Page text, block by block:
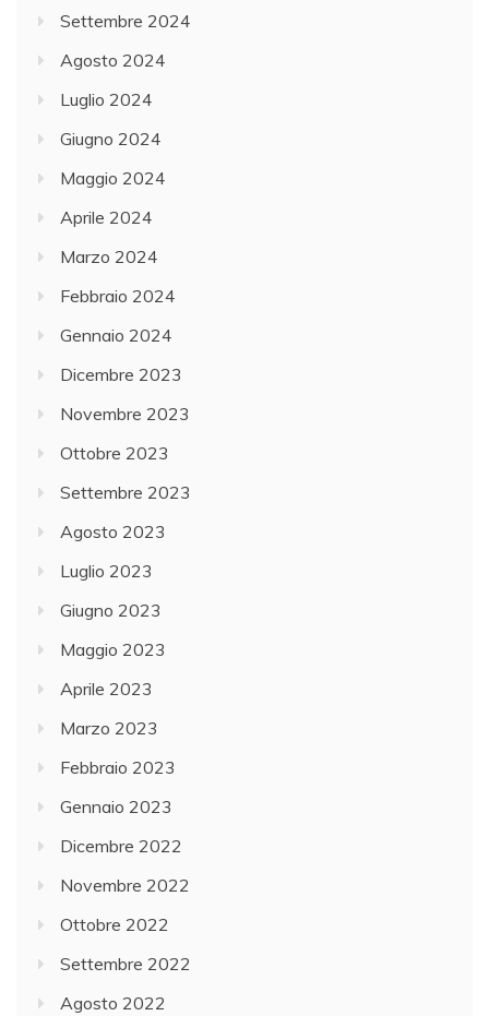
Settembre 2024
Agosto 2024
Luglio 2024
Giugno 2024
Maggio 2024
Aprile 2024
Marzo 2024
Febbraio 2024
Gennaio 2024
Dicembre 2023
Novembre 2023
Ottobre 2023
Settembre 2023
Agosto 2023
Luglio 2023
Giugno 2023
Maggio 2023
Aprile 2023
Marzo 2023
Febbraio 2023
Gennaio 2023
Dicembre 2022
Novembre 2022
Ottobre 2022
Settembre 2022
Agosto 2022